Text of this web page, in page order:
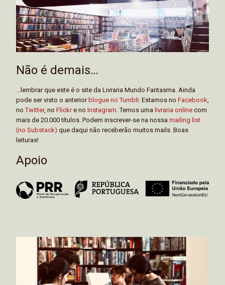
Não é demais…
...lembrar que este é o site da Livraria Mundo Fantasma. Ainda
pode ser visto o anteriorblogue no Tumblr. Estamos no Facebook
noTwitter, no Flickre no Instagram . Temos uma livraria online com
mais de 20.000 títulos. Podem inscrever-se na nossa mailing list
(no Substack) que daqui não receberão muitos mails. Boas
leituras!
Apoio